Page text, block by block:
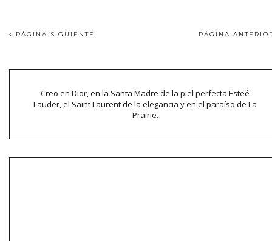
PÁGINA SIGUIENTE PÁGINA
Creo en Dior, en la Santa Madre de la piel perfecta Esteé
Lauder, el Saint Laurent de la elegancia y en el paraíso de La
Prairie.